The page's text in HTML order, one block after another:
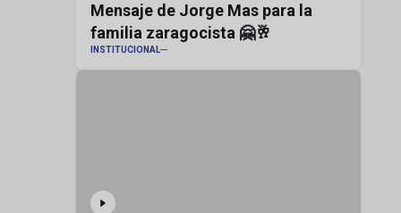
Mensaje de Jorge Mas para la
familia zaragocista 🤗🥂
INSTITUCIONAL